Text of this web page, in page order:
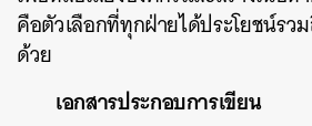
คือตัวเลือกที่ทุกฝ่ายได้ประโยชน์รว
ด้วย
เอกสารประกอบการเขียน